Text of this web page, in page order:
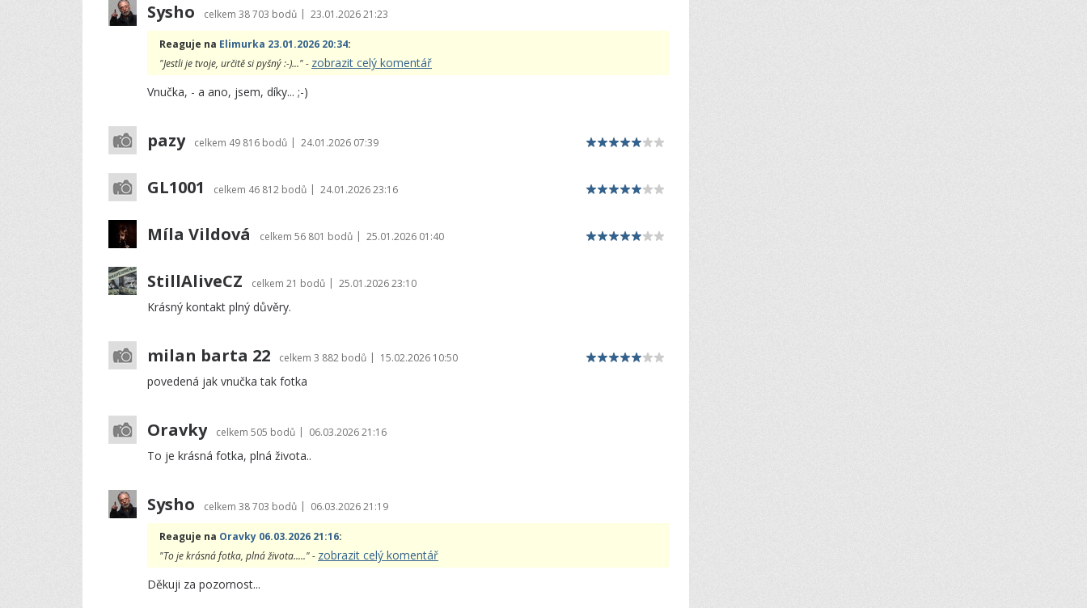
Sysho celkem 38 703 bodů | 23.01.2026 21:23
Reaguje na Elimurka 23.01.2026 20:34:
"Jestli je tvoje, určitě si pyšný :-)..." - zobrazit celý komentář
Vnučka, - a ano, jsem, díky... ;-)
pazy celkem 49 816 bodů | 24.01.2026 07:39
GL1001 celkem 46 812 bodů | 24.01.2026 23:16
Míla Vildová celkem 56 801 bodů | 25.01.2026 01:40
StillAliveCZ celkem 21 bodů | 25.01.2026 23:10
Krásný kontakt plný důvěry.
milan barta 22 celkem 3 882 bodů | 15.02.2026 10:50
povedená jak vnučka tak fotka
Oravky celkem 505 bodů | 06.03.2026 21:16
To je krásná fotka, plná života..
Sysho celkem 38 703 bodů | 06.03.2026 21:19
Reaguje na Oravky 06.03.2026 21:16:
"To je krásná fotka, plná života....." - zobrazit celý komentář
Děkuji za pozornost...